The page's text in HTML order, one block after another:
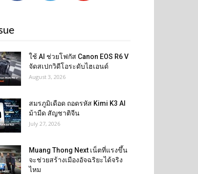
ใช้ AI ช่วยโฟกัส Canon EOS R6 V
จัดสเปกวิดีโอระดับไฮเอนด์
August 3, 2026
สมรภูมิเดือด ถอดรหัส Kimi K3 AI
ม้ามืด สัญชาติจีน
July 27, 2026
Muang Thong Next เน็ตที่แรงขึ้น
จะช่วยสร้างเมืองอัจฉริยะได้จริง
ไหม